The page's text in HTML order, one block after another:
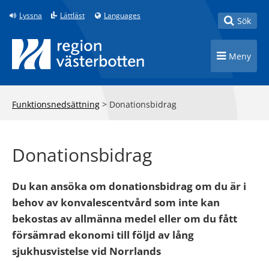
Till innehåll på sidan
Lyssna Lättläst Languages Toggle
Sök
Toggle
Meny
Funktionsnedsättning > Donationsbidrag
Donationsbidrag
Du kan ansöka om donationsbidrag om du är i
behov av konvalescentvård som inte kan
bekostas av allmänna medel eller om du fått
försämrad ekonomi till följd av lång
sjukhusvistelse vid Norrlands